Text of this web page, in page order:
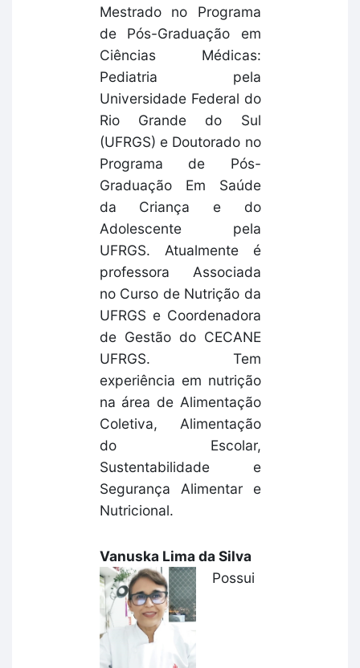
Mestrado no Programa
de Pós-Graduação em
Ciências Médicas:
Pediatria pela
Universidade Federal do
Rio Grande do Sul
(UFRGS) e Doutorado no
Programa de Pós-
Graduação Em Saúde
da Criança e do
Adolescente pela
UFRGS. Atualmente é
professora Associada
no Curso de Nutrição da
UFRGS e Coordenadora
de Gestão do CECANE
UFRGS. Tem
experiência em nutrição
na área de Alimentação
Coletiva, Alimentação
do Escolar,
Sustentabilidade e
Segurança Alimentar e
Nutricional.
Vanuska Lima da Silva
Possui